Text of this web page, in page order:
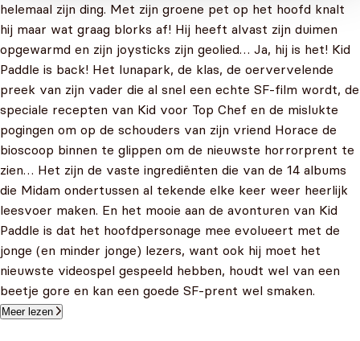
helemaal zijn ding. Met zijn groene pet op het hoofd knalt
hij maar wat graag blorks af! Hij heeft alvast zijn duimen
opgewarmd en zijn joysticks zijn geolied… Ja, hij is het! Kid
Paddle is back! Het lunapark, de klas, de oervervelende
preek van zijn vader die al snel een echte SF-film wordt, de
speciale recepten van Kid voor Top Chef en de mislukte
pogingen om op de schouders van zijn vriend Horace de
bioscoop binnen te glippen om de nieuwste horrorprent te
zien… Het zijn de vaste ingrediënten die van de 14 albums
die Midam ondertussen al tekende elke keer weer heerlijk
leesvoer maken. En het mooie aan de avonturen van Kid
Paddle is dat het hoofdpersonage mee evolueert met de
jonge (en minder jonge) lezers, want ook hij moet het
nieuwste videospel gespeeld hebben, houdt wel van een
beetje gore en kan een goede SF-prent wel smaken.
Meer lezen